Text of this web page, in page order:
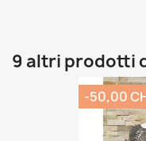
9 altri prodotti
-50,00